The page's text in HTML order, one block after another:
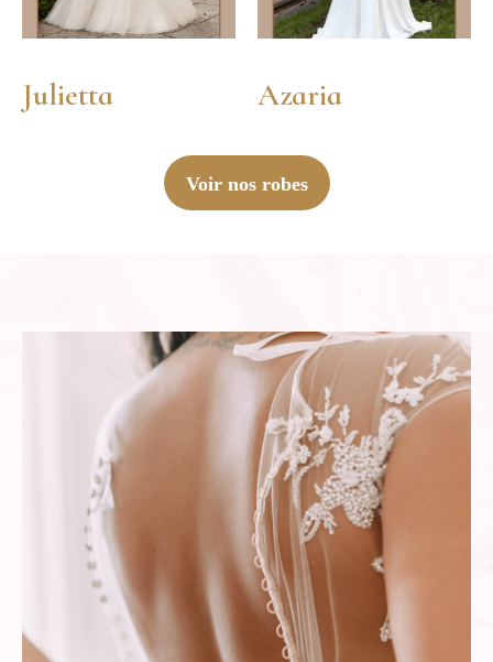
Julietta Azaria
Voir nos robes